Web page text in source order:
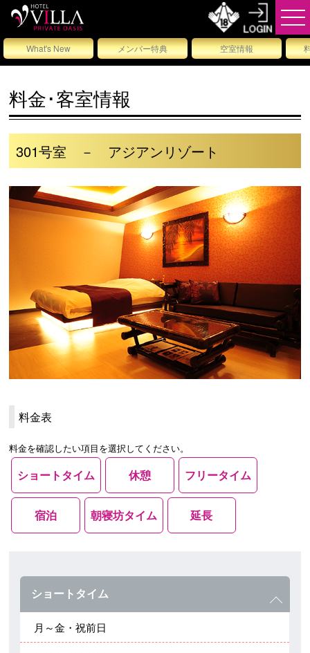
What's New メンバー特典 空室情報
料金･客室情報
301号室 － アジアンリゾート
料金表
料金を確認したい項目を選択してください。
ショートタイム 休憩 フリータイム
宿泊 朝寝坊タイム 延長
ショートタイム
月～金・祝前日